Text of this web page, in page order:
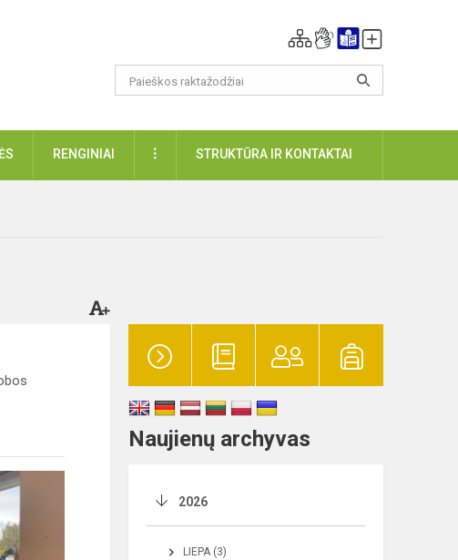
RENGINIAI DAUGIAUSTRUKTŪRA IR KONTAKTAI
Naujienų archyvas
2026
LIEPA (3)